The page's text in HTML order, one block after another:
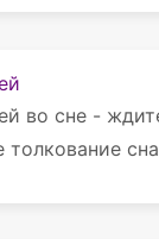
во сне -
толкование